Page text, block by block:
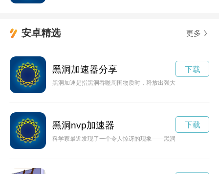
安卓精选 更多
黑洞加速器分享
黑洞加速是指黑洞吞噬周围物质时，释放出强大的引力力量，
下载
黑洞nvp加速器
科学家最近发现了一个令人惊讶的现象——黑洞加速。这一发现
下载